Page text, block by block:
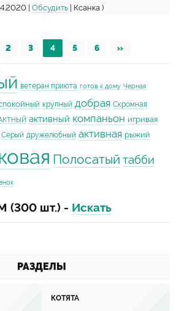
| Обсудить| Ксанка )
2 3 4 5 6 »
ветеран приюта готов к дому Черная
крупный добрая Скромная
активный компаньон игривая
Серый дружелюбный активная рыжий
Полосатый табби
(300 шт.) - Искать
РАЗДЕЛЫ
КОТЯТА